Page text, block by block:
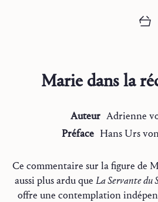
Marie dans la
Auteur Adrienne
Préface Hans Urs
Ce commentaire sur la figure de
aussi plus ardu que La Servante du
offre une contemplation